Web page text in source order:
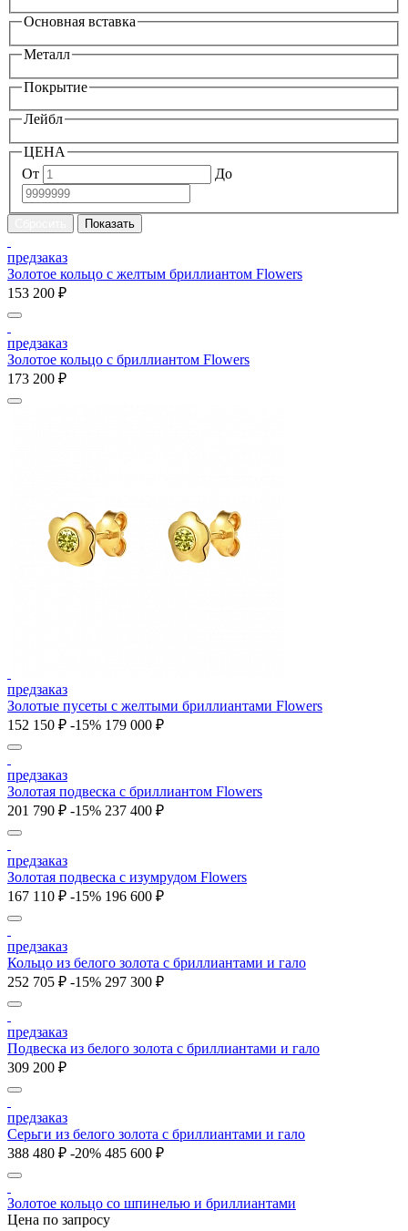
Основная вставка
Металл
Покрытие
Лейбл
ЦЕНА
От
До
предзаказ
Золотое кольцо с желтым бриллиантом Flowers
153 200 ₽
предзаказ
Золотое кольцо с бриллиантом Flowers
173 200 ₽
предзаказ
Золотые пусеты с желтыми бриллиантами Flowers
152 150 ₽ -15% 179 000 ₽
предзаказ
Золотая подвеска с бриллиантом Flowers
201 790 ₽ -15% 237 400 ₽
предзаказ
Золотая подвеска с изумрудом Flowers
167 110 ₽ -15% 196 600 ₽
предзаказ
Кольцо из белого золота с бриллиантами и гало
252 705 ₽ -15% 297 300 ₽
предзаказ
Подвеска из белого золота с бриллиантами и гало
309 200 ₽
предзаказ
Серьги из белого золота с бриллиантами и гало
388 480 ₽ -20% 485 600 ₽
Золотое кольцо со шпинелью и бриллиантами
Цена по запросу